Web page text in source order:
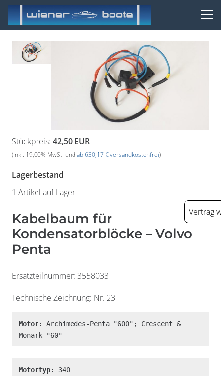
Stückpreis: 42,50 EUR
(inkl. 19,00% MwSt. und ab 630,17 € versandkostenfrei)
Lagerbestand
1 Artikel auf Lager
Kabelbaum für
Kondensatorblöcke – Volvo
Penta
Ersatzteilnummer: 3558033
Technische Zeichnung: Nr. 23
Motor:
Archimedes-Penta "600"; Crescent &
Monark "60"
Motortyp: 340
Vertrag